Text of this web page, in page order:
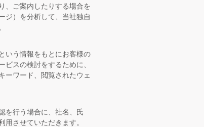
、ご案内したりする場合を
ジ）を分析して、当社独自
いう情報をもとにお客様の
スの検討をするために、
ーワード、閲覧されたウェ
を行う場合に、社名、氏
させていただきます。